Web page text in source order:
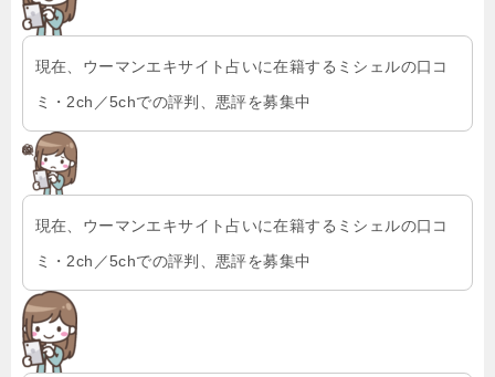
現在、ウーマンエキサイト占いに在籍するミシェルの口コ
ミ・2ch／5chでの評判、悪評を募集中
現在、ウーマンエキサイト占いに在籍するミシェルの口コ
ミ・2ch／5chでの評判、悪評を募集中